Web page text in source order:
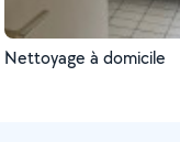
Nettoyage à domicile